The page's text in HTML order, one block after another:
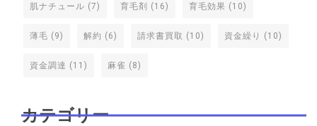
肌ナチュール (7) 育毛剤 (16) 育毛効果 (10)
薄毛 (9) 解約 (6) 請求書買取 (10) 資金繰り (10)
資金調達 (11) 麻雀 (8)
カテゴリー